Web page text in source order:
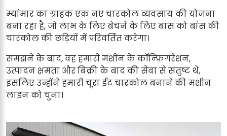
म्यांमार का ग्राहक एक नए चारकोल व्यवसाय की योजना
बना रहा है, जो लाभ के लिए बेचने के लिए बांस को बांस की
चारकोल की छड़ियों में परिवर्तित करेगा।
समझने के बाद, वह हमारी मशीन के कॉन्फ़िगरेशन,
उत्पादन क्षमता और बिक्री के बाद की सेवा से संतुष्ट थे,
इसलिए उन्होंने हमारी चूरा ईट चारकोल बनाने की मशीन
लाइन को चुना।